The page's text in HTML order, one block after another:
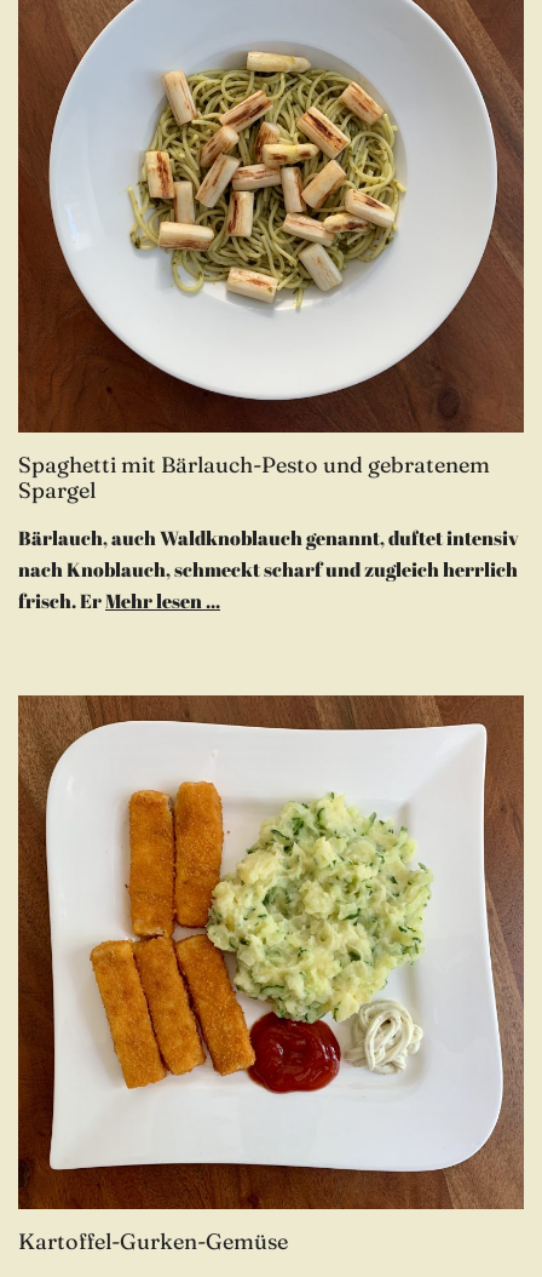
Spaghetti mit Bärlauch-Pesto und gebratenem
Spargel
Bärlauch, auch Waldknoblauch genannt, duftet intensiv
nach Knoblauch, schmeckt scharf und zugleich herrlich
frisch. ErMehr lesen ...
Kartoffel-Gurken-Gemüse